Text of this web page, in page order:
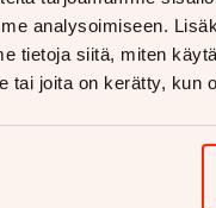
analysoimiseen.
tietoja siitä, miten
tai joita on kerätty, kun